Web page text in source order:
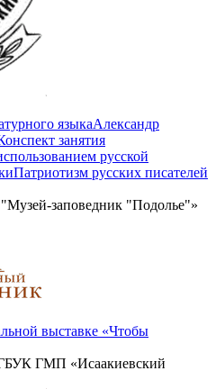
языкаАлександр
занятия
русской
Патриотизм русских писателей
заповедник "Подолье"»
выставке «Чтобы
ГМП «Исаакиевский